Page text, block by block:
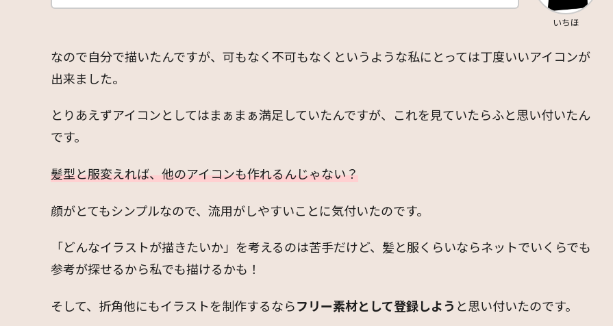
いちほ
なので自分で描いたんですが、可もなく不可もなくというような私にとっては丁度いいアイコンが
出来ました。
とりあえずアイコンとしてはまぁまぁ満足していたんですが、これを見ていたらふと思い付いたん
です。
髪型と服変えれば、他のアイコンも作れるんじゃない？
顔がとてもシンプルなので、流用がしやすいことに気付いたのです。
「どんなイラストが描きたいか」を考えるのは苦手だけど、髪と服くらいならネットでいくらでも
参考が探せるから私でも描けるかも！
そして、折角他にもイラストを制作するならフリー素材として登録しよう と思い付いたのです。